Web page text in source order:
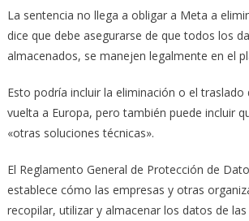
La sentencia no llega a obligar a Meta a
dice que debe asegurarse de que todos los
almacenados, se manejen legalmente en el
Esto podría incluir la eliminación o el traslado
vuelta a Europa, pero también puede incluir
«otras soluciones técnicas».
El Reglamento General de Protección de
establece cómo las empresas y otras
recopilar, utilizar y almacenar los datos de